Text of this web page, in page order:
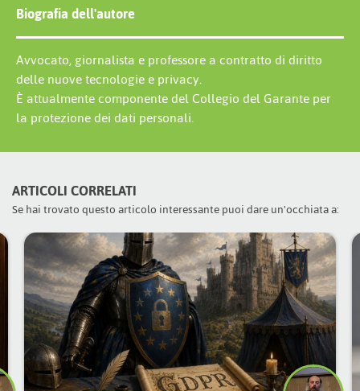
Biografia dell'autore
Avvocato, giornalista e professore a contratto di diritto
delle nuove tecnologie e privacy.
È attualmente componente del Collegio del Garante per
la protezione dei dati personali.
ARTICOLI CORRELATI
Se hai trovato questo articolo interessante puoi dare un'occhiata a: